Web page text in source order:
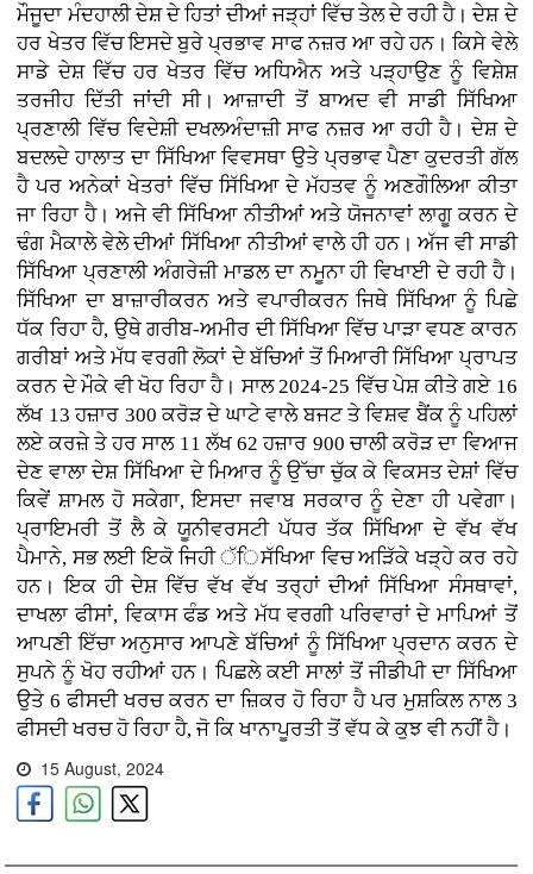
ਮੌਜੂਦਾ ਮੰਦਹਾਲੀ ਦੇਸ਼ ਦੇ ਹਿਤਾਂ ਦੀਆਂ ਜੜ੍ਹਾਂ ਵਿੱਚ ਤੇਲ ਦੇ ਰਹੀ ਹੈ। ਦੇਸ਼ ਦੇ
ਹਰ ਖੇਤਰ ਵਿੱਚ ਇਸਦੇ ਬੁਰੇ ਪ੍ਰਭਾਵ ਸਾਫ ਨਜ਼ਰ ਆ ਰਹੇ ਹਨ। ਕਿਸੇ ਵੇਲੇ
ਸਾਡੇ ਦੇਸ਼ ਵਿੱਚ ਹਰ ਖੇਤਰ ਵਿੱਚ ਅਧਿਐਨ ਅਤੇ ਪੜ੍ਹਾਉਣ ਨੂੰ ਵਿਸ਼ੇਸ਼
ਤਰਜੀਹ ਦਿੱਤੀ ਜਾਂਦੀ ਸੀ। ਆਜ਼ਾਦੀ ਤੋਂ ਬਾਅਦ ਵੀ ਸਾਡੀ ਸਿੱਖਿਆ
ਪ੍ਰਣਾਲੀ ਵਿੱਚ ਵਿਦੇਸ਼ੀ ਦਖਲਅੰਦਾਜ਼ੀ ਸਾਫ ਨਜ਼ਰ ਆ ਰਹੀ ਹੈ। ਦੇਸ਼ ਦੇ
ਬਦਲਦੇ ਹਾਲਾਤ ਦਾ ਸਿੱਖਿਆ ਵਿਵਸਥਾ ਉਤੇ ਪ੍ਰਭਾਵ ਪੈਣਾ ਕੁਦਰਤੀ ਗੱਲ
ਹੈ ਪਰ ਅਨੇਕਾਂ ਖੇਤਰਾਂ ਵਿੱਚ ਸਿੱਖਿਆ ਦੇ ਮੱਹਤਵ ਨੂੰ ਅਣਗੌਲਿਆ ਕੀਤਾ
ਜਾ ਰਿਹਾ ਹੈ। ਅਜੇ ਵੀ ਸਿੱਖਿਆ ਨੀਤੀਆਂ ਅਤੇ ਯੋਜਨਾਵਾਂ ਲਾਗੂ ਕਰਨ ਦੇ
ਢੰਗ ਮੈਕਾਲੇ ਵੇਲੇ ਦੀਆਂ ਸਿੱਖਿਆ ਨੀਤੀਆਂ ਵਾਲੇ ਹੀ ਹਨ। ਅੱਜ ਵੀ ਸਾਡੀ
ਸਿੱਖਿਆ ਪ੍ਰਣਾਲੀ ਅੰਗਰੇਜ਼ੀ ਮਾਡਲ ਦਾ ਨਮੂਨਾ ਹੀ ਵਿਖਾਈ ਦੇ ਰਹੀ ਹੈ।
ਸਿੱਖਿਆ ਦਾ ਬਾਜ਼ਾਰੀਕਰਨ ਅਤੇ ਵਪਾਰੀਕਰਨ ਜਿਥੇ ਸਿੱਖਿਆ ਨੂੰ ਪਿਛੇ
ਧੱਕ ਰਿਹਾ ਹੈ, ਉਥੇ ਗਰੀਬ-ਅਮੀਰ ਦੀ ਸਿੱਖਿਆ ਵਿੱਚ ਪਾੜਾ ਵਧਣ ਕਾਰਨ
ਗਰੀਬਾਂ ਅਤੇ ਮੱਧ ਵਰਗੀ ਲੋਕਾਂ ਦੇ ਬੱਚਿਆਂ ਤੋਂ ਮਿਆਰੀ ਸਿੱਖਿਆ ਪ੍ਰਾਪਤ
ਕਰਨ ਦੇ ਮੌਕੇ ਵੀ ਖੋਹ ਰਿਹਾ ਹੈ। ਸਾਲ 2024-25 ਵਿੱਚ ਪੇਸ਼ ਕੀਤੇ ਗਏ 16
ਲੱਖ 13 ਹਜ਼ਾਰ 300 ਕਰੋੜ ਦੇ ਘਾਟੇ ਵਾਲੇ ਬਜਟ ਤੇ ਵਿਸ਼ਵ ਬੈਂਕ ਨੂੰ ਪਹਿਲਾਂ
ਲਏ ਕਰਜ਼ੇ ਤੇ ਹਰ ਸਾਲ 11 ਲੱਖ 62 ਹਜ਼ਾਰ 900 ਚਾਲੀ ਕਰੋੜ ਦਾ ਵਿਆਜ
ਦੇਣ ਵਾਲਾ ਦੇਸ਼ ਸਿੱਖਿਆ ਦੇ ਮਿਆਰ ਨੂੰ ਉੱਚਾ ਚੁੱਕ ਕੇ ਵਿਕਸਤ ਦੇਸ਼ਾਂ ਵਿੱਚ
ਕਿਵੇਂ ਸ਼ਾਮਲ ਹੋ ਸਕੇਗਾ, ਇਸਦਾ ਜਵਾਬ ਸਰਕਾਰ ਨੂੰ ਦੇਣਾ ਹੀ ਪਵੇਗਾ।
ਪ੍ਰਾਇਮਰੀ ਤੋਂ ਲੈ ਕੇ ਯੂਨੀਵਰਸਟੀ ਪੱਧਰ ਤੱਕ ਸਿੱਖਿਆ ਦੇ ਵੱਖ ਵੱਖ
ਪੈਮਾਨੇ, ਸਭ ਲਈ ਇਕੋ ਜਿਹੀ ੱਿਸੱਖਿਆ ਵਿਚ ਅੜਿੱਕੇ ਖੜ੍ਹੇ ਕਰ ਰਹੇ
ਹਨ। ਇਕ ਹੀ ਦੇਸ਼ ਵਿੱਚ ਵੱਖ ਵੱਖ ਤਰ੍ਹਾਂ ਦੀਆਂ ਸਿੱਖਿਆ ਸੰਸਥਾਵਾਂ,
ਦਾਖਲਾ ਫੀਸਾਂ, ਵਿਕਾਸ ਫੰਡ ਅਤੇ ਮੱਧ ਵਰਗੀ ਪਰਿਵਾਰਾਂ ਦੇ ਮਾਪਿਆਂ ਤੋਂ
ਆਪਣੀ ਇੱਚਾ ਅਨੁਸਾਰ ਆਪਣੇ ਬੱਚਿਆਂ ਨੂੰ ਸਿੱਖਿਆ ਪ੍ਰਦਾਨ ਕਰਨ ਦੇ
ਸੁਪਨੇ ਨੂੰ ਖੋਹ ਰਹੀਆਂ ਹਨ। ਪਿਛਲੇ ਕਈ ਸਾਲਾਂ ਤੋਂ ਜੀਡੀਪੀ ਦਾ ਸਿੱਖਿਆ
ਉਤੇ 6 ਫੀਸਦੀ ਖਰਚ ਕਰਨ ਦਾ ਜ਼ਿਕਰ ਹੋ ਰਿਹਾ ਹੈ ਪਰ ਮੁਸ਼ਕਿਲ ਨਾਲ 3
ਫੀਸਦੀ ਖਰਚ ਹੋ ਰਿਹਾ ਹੈ, ਜੋ ਕਿ ਖਾਨਾਪੂਰਤੀ ਤੋਂ ਵੱਧ ਕੇ ਕੁਝ ਵੀ ਨਹੀਂ ਹੈ।
15 August, 2024